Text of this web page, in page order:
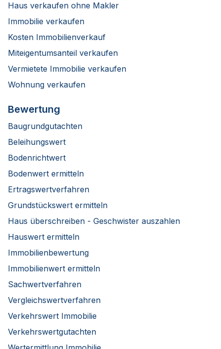
Haus verkaufen ohne Makler
Immobilie verkaufen
Kosten Immobilienverkauf
Miteigentumsanteil verkaufen
Vermietete Immobilie verkaufen
Wohnung verkaufen
Bewertung
Baugrundgutachten
Beleihungswert
Bodenrichtwert
Bodenwert ermitteln
Ertragswertverfahren
Grundstückswert ermitteln
Haus überschreiben - Geschwister auszahlen
Hauswert ermitteln
Immobilienbewertung
Immobilienwert ermitteln
Sachwertverfahren
Vergleichswertverfahren
Verkehrswert Immobilie
Verkehrswertgutachten